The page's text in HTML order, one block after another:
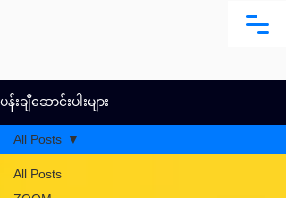
ပန်းချီဆောင်းပါးများ
All Posts
All Posts